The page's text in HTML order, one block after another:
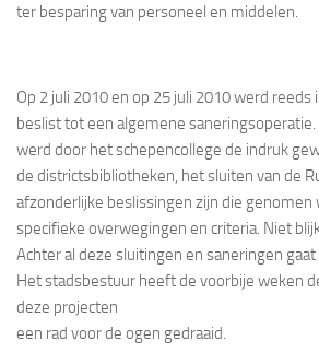
ter besparing van personeel en middelen.
Op 2 juli 2010 en op 25 juli 2010 werd reeds
beslist tot een algemene
werd door het schepencollege de indruk
de districtsbibliotheken, het sluiten van de
afzonderlijke beslissingen zijn die genomen
specifieke overwegingen en criteria. Niet
Achter al deze sluitingen en saneringen gaat
Het stadsbestuur heeft de voorbije weken
deze projecten
een rad voor de ogen gedraaid.